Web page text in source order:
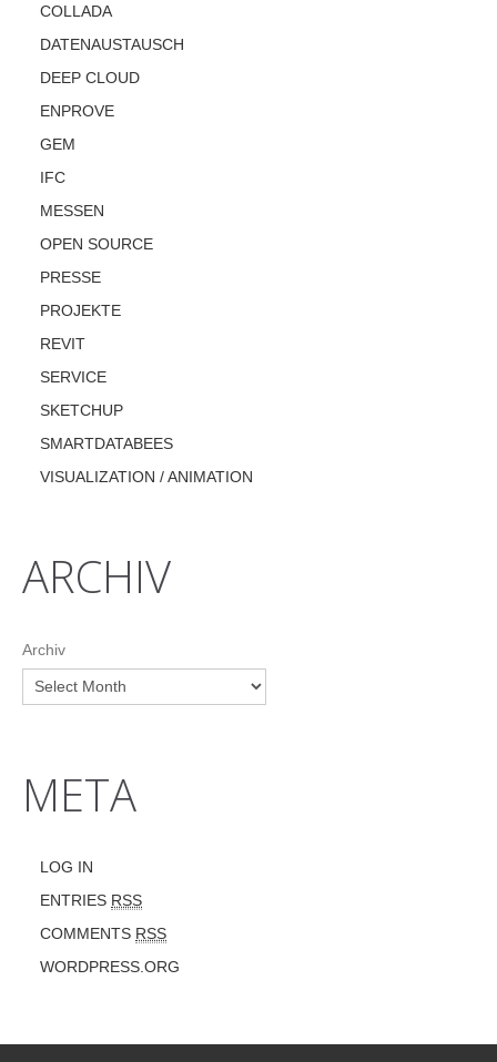
COLLADA
DATENAUSTAUSCH
DEEP CLOUD
ENPROVE
GEM
IFC
MESSEN
OPEN SOURCE
PRESSE
PROJEKTE
REVIT
SERVICE
SKETCHUP
SMARTDATABEES
VISUALIZATION / ANIMATION
ARCHIV
Archiv
META
LOG IN
ENTRIES RSS
COMMENTS RSS
WORDPRESS.ORG